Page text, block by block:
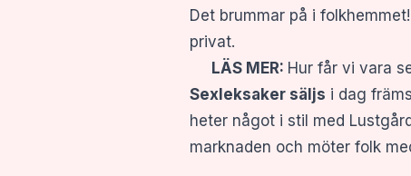
Det brummar på i
privat.
LÄS MER: Hur får vi vara
Sexleksaker säljs i dag
heter något i stil med
marknaden och möter folk